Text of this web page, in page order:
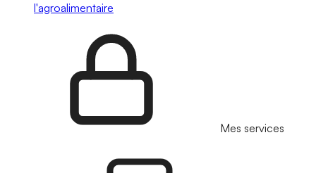
l'agroalimentaire
Mes services